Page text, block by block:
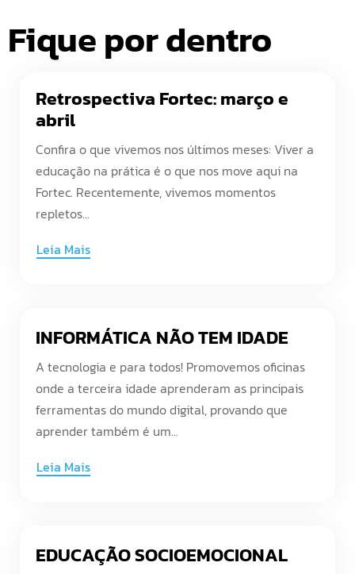
Fique por dentro
Retrospectiva Fortec: março e
abril
Confira o que vivemos nos últimos meses: Viver a
educação na prática é o que nos move aqui na
Fortec. Recentemente, vivemos momentos
repletos...
Leia Mais
INFORMÁTICA NÃO TEM IDADE
A tecnologia e para todos! Promovemos oficinas
onde a terceira idade aprenderam as principais
ferramentas do mundo digital, provando que
aprender também é um...
Leia Mais
EDUCAÇÃO SOCIOEMOCIONAL